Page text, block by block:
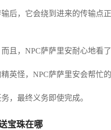
后，它会绕到进来的传输点
且，NPC萨萨里安耐心地看了
英怪，NPC萨萨里安会帮忙的
，最终义务即使完成。
宝珠在哪